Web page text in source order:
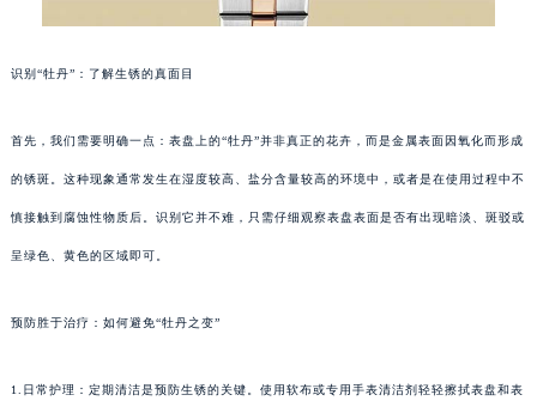
识别“牡丹”：了解生锈的真面目
首先，我们需要明确一点：表盘上的“牡丹”并非真正的花卉，而是金属表面因氧化而形成
的锈斑。这种现象通常发生在湿度较高、盐分含量较高的环境中，或者是在使用过程中不
慎接触到腐蚀性物质后。识别它并不难，只需仔细观察表盘表面是否有出现暗淡、斑驳或
呈绿色、黄色的区域即可。
预防胜于治疗：如何避免“牡丹之变”
1.日常护理：定期清洁是预防生锈的关键。使用软布或专用手表清洁剂轻轻擦拭表盘和表